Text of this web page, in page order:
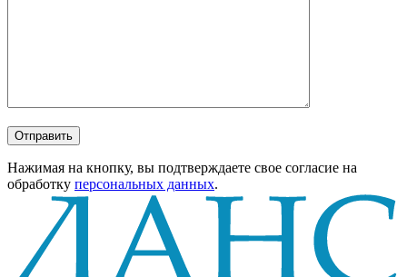
Отправить
Нажимая на кнопку, вы подтверждаете свое согласие на
обработку персональных данных.